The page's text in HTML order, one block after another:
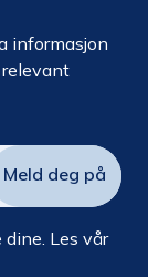
informasjon
relevant
Les vår